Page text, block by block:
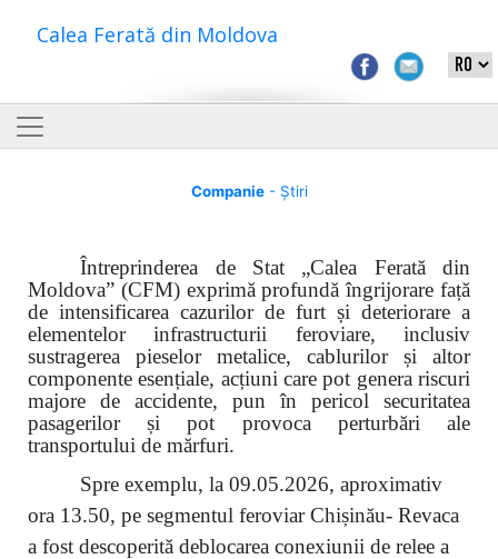
Calea Ferată din Moldova
Companie- Știri
Întreprinderea de Stat „Calea Ferată din
Moldova” (CFM) exprimă profundă îngrijorare față
de intensificarea cazurilor de furt și deteriorare a
elementelor infrastructurii feroviare, inclusiv
sustragerea pieselor metalice, cablurilor și altor
componente esențiale, acțiuni care pot genera riscuri
majore de accidente, pun în pericol securitatea
pasagerilor și pot provoca perturbări ale
transportului de mărfuri.
Spre exemplu, la 09.05.2026, aproximativ
ora 13.50, pe segmentul feroviar Chișinău- Revaca
a fost descoperită deblocarea conexiunii de relee a